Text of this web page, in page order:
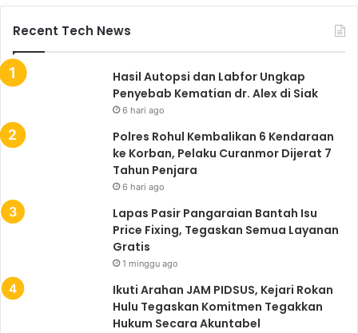
Recent Tech News
Hasil Autopsi dan Labfor Ungkap
Penyebab Kematian dr. Alex di Siak
6 hari ago
Polres Rohul Kembalikan 6 Kendaraan
ke Korban, Pelaku Curanmor Dijerat 7
Tahun Penjara
6 hari ago
Lapas Pasir Pangaraian Bantah Isu
Price Fixing, Tegaskan Semua Layanan
Gratis
1 minggu ago
Ikuti Arahan JAM PIDSUS, Kejari Rokan
Hulu Tegaskan Komitmen Tegakkan
Hukum Secara Akuntabel